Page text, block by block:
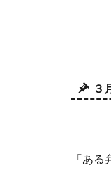
３
「あ